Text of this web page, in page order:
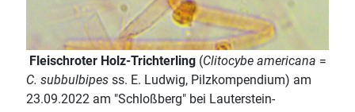
Fleischroter Holz-Trichterling (Clitocybe americana =
C. subbulbipes ss. E. Ludwig, Pilzkompendium) am
23.09.2022 am "Schloßberg" bei Lauterstein-